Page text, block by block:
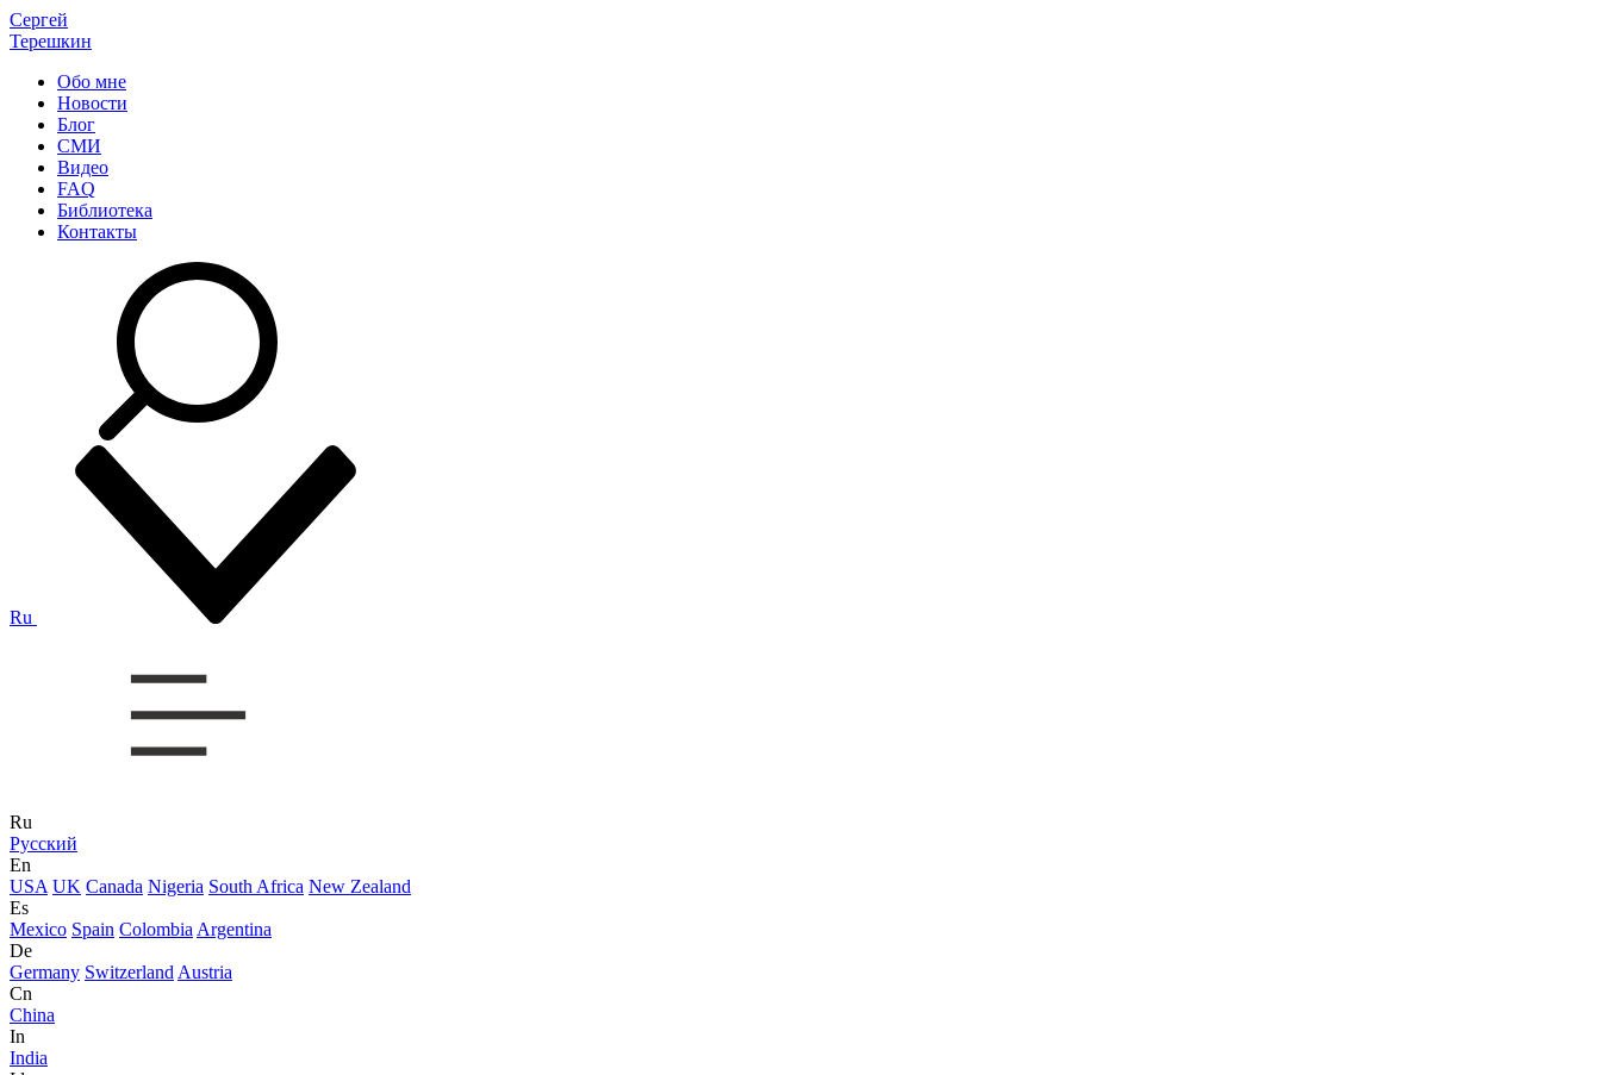
Сергей
Терешкин
Обо мне
Новости
Блог
СМИ
Видео
FAQ
Библиотека
Контакты
Ru
Ru
Русский
En
USA UK Canada Nigeria South Africa New Zealand
Es
Mexico Spain Colombia Argentina
De
Germany Switzerland Austria
Cn
China
In
India